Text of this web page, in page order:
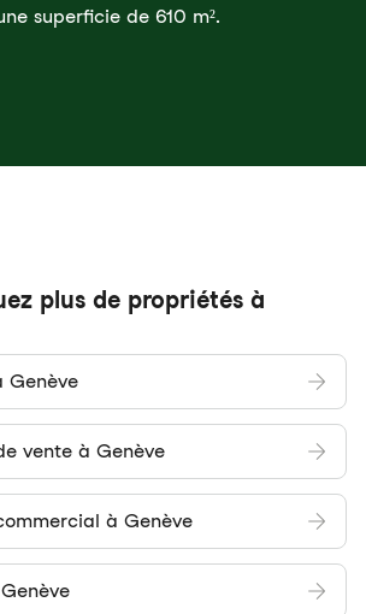
superficie de 610 m².
plus de propriétés à
Genève
vente à Genève
à Genève